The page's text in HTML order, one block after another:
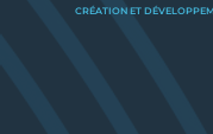
CRÉATION ET